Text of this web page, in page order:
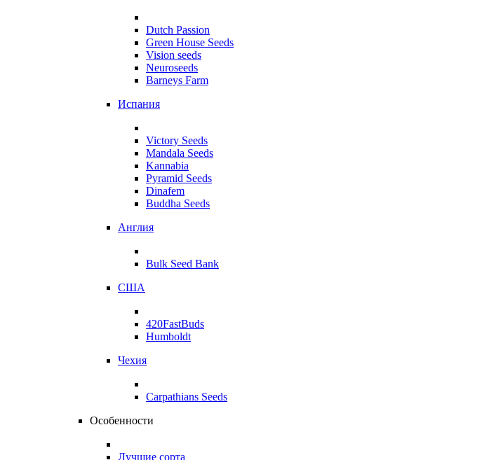
Dutch Passion
Green House Seeds
Vision seeds
Neuroseeds
Barneys Farm
Испания
Victory Seeds
Mandala Seeds
Kannabia
Pyramid Seeds
Dinafem
Buddha Seeds
Англия
Bulk Seed Bank
США
420FastBuds
Humboldt
Чехия
Carpathians Seeds
Особенности
Лучшие сорта